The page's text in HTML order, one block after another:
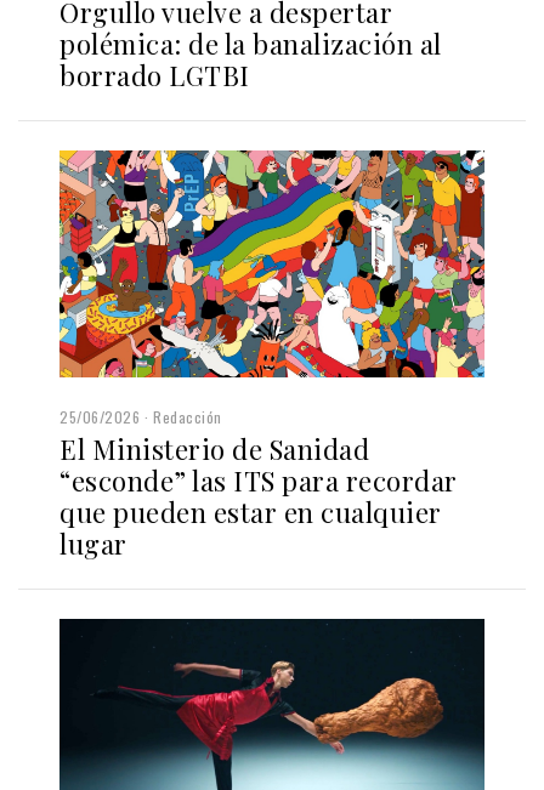
Orgullo vuelve a despertar
polémica: de la banalización al
borrado LGTBI
25/06/2026 Redacción
El Ministerio de Sanidad
“esconde” las ITS para recordar
que pueden estar en cualquier
lugar